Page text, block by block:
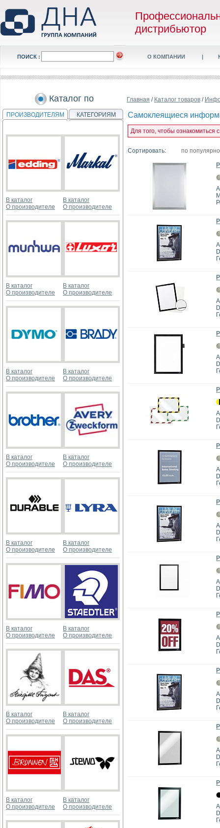
дистрибьютор
ПОИСК : О КОМПАНИИ |
Каталог по
ПРОИЗВОДИТЕЛЯМ КАТЕГОРИЯМ
В каталог
О производителе
В каталог
О производителе
В каталог
О производителе
В каталог
О производителе
В каталог
О производителе
В каталог
О производителе
В каталог
О производителе
В каталог
О производителе
В каталог
О производителе
В каталог
О производителе
В каталог
О производителе
В каталог
О производителе
В каталог
О производителе
В каталог
О производителе
В каталог
О производителе
В каталог
О производителе
Главная / Каталог товаров /
Самоклеящиеся
Для того, чтобы
Сортировать: по